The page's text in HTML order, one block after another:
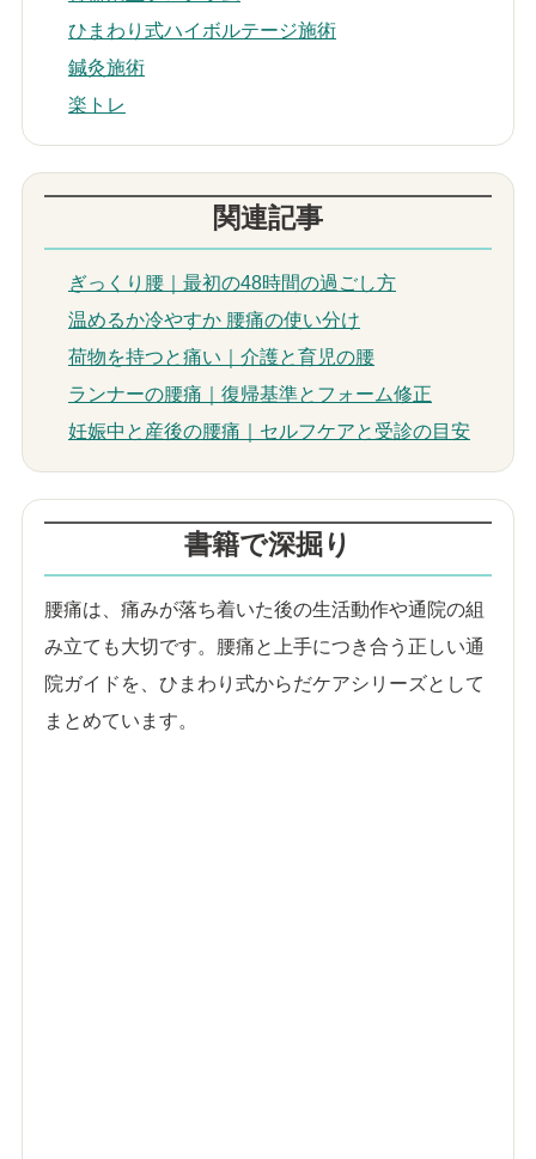
ひまわり式ハイボルテージ施術
鍼灸施術
楽トレ
関連記事
ぎっくり腰｜最初の48時間の過ごし方
温めるか冷やすか 腰痛の使い分け
荷物を持つと痛い｜介護と育児の腰
ランナーの腰痛｜復帰基準とフォーム修正
妊娠中と産後の腰痛｜セルフケアと受診の目安
書籍で深掘り
腰痛は、痛みが落ち着いた後の生活動作や通院の組
み立ても大切です。腰痛と上手につき合う正しい通
院ガイドを、ひまわり式からだケアシリーズとして
まとめています。